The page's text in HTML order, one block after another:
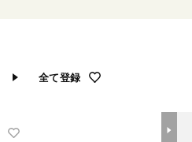
全て登録